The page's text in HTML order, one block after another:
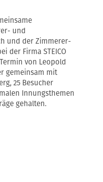
und
und der Zimmerer-
der Firma STEICO
von Leopold
gemeinsam mit
25 Besucher
Innungsthemen
gehalten.